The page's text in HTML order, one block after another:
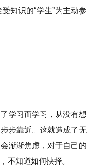
知识的“学生”为主动参
学习而学习，从没有想
步靠近。这就造成了无
渐渐焦虑，对于自己的
不知道如何抉择。